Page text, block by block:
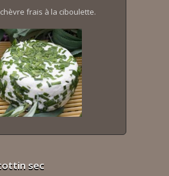
frais à la ciboulette.
sec